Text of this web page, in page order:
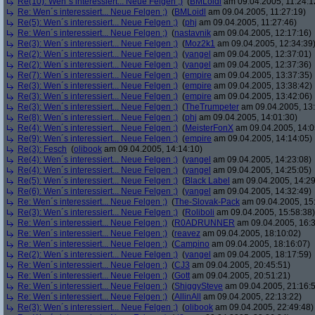
Re: Wen´s interessiert... Neue Felgen ;) (BMLoidl am 09.04.2005, 11:27:19)
Re(5): Wen´s interessiert... Neue Felgen ;) (phj am 09.04.2005, 11:27:46)
Re: Wen´s interessiert... Neue Felgen ;) (nastavnik am 09.04.2005, 12:17:16)
Re(3): Wen´s interessiert... Neue Felgen ;) (Moz2k1 am 09.04.2005, 12:34:39)
Re(2): Wen´s interessiert... Neue Felgen ;) (yangel am 09.04.2005, 12:37:01)
Re(2): Wen´s interessiert... Neue Felgen ;) (yangel am 09.04.2005, 12:37:36)
Re(7): Wen´s interessiert... Neue Felgen ;) (empire am 09.04.2005, 13:37:35)
Re(3): Wen´s interessiert... Neue Felgen ;) (empire am 09.04.2005, 13:38:42)
Re(3): Wen´s interessiert... Neue Felgen ;) (empire am 09.04.2005, 13:42:06)
Re(3): Wen´s interessiert... Neue Felgen ;) (TheTrumpeter am 09.04.2005,
Re(8): Wen´s interessiert... Neue Felgen ;) (phj am 09.04.2005, 14:01:30)
Re(4): Wen´s interessiert... Neue Felgen ;) (MeisterFonX am 09.04.2005,
Re(9): Wen´s interessiert... Neue Felgen ;) (empire am 09.04.2005, 14:14:05)
Re(3): Fesch (olibook am 09.04.2005, 14:14:10)
Re(4): Wen´s interessiert... Neue Felgen ;) (yangel am 09.04.2005, 14:23:08)
Re(4): Wen´s interessiert... Neue Felgen ;) (yangel am 09.04.2005, 14:25:05)
Re(5): Wen´s interessiert... Neue Felgen ;) (Black Label am 09.04.2005,
Re(6): Wen´s interessiert... Neue Felgen ;) (yangel am 09.04.2005, 14:32:49)
Re: Wen´s interessiert... Neue Felgen ;) (The-Slovak-Pack am 09.04.2005,
Re(3): Wen´s interessiert... Neue Felgen ;) (Roliboli am 09.04.2005, 15:58:38)
Re: Wen´s interessiert... Neue Felgen ;) (R0ADRUNNER am 09.04.2005,
Re: Wen´s interessiert... Neue Felgen ;) (reavez am 09.04.2005, 18:10:02)
Re: Wen´s interessiert... Neue Felgen ;) (Campino am 09.04.2005, 18:16:07)
Re(2): Wen´s interessiert... Neue Felgen ;) (yangel am 09.04.2005, 18:17:59)
Re: Wen´s interessiert... Neue Felgen ;) (CJ3 am 09.04.2005, 20:45:51)
Re: Wen´s interessiert... Neue Felgen ;) (Gott am 09.04.2005, 20:51:21)
Re: Wen´s interessiert... Neue Felgen ;) (ShiggySteve am 09.04.2005,
Re: Wen´s interessiert... Neue Felgen ;) (AllinAll
am 09.04.2005, 22:13:22)
Re(3): Wen´s interessiert... Neue Felgen ;) (olibook am 09.04.2005, 22:49:48)